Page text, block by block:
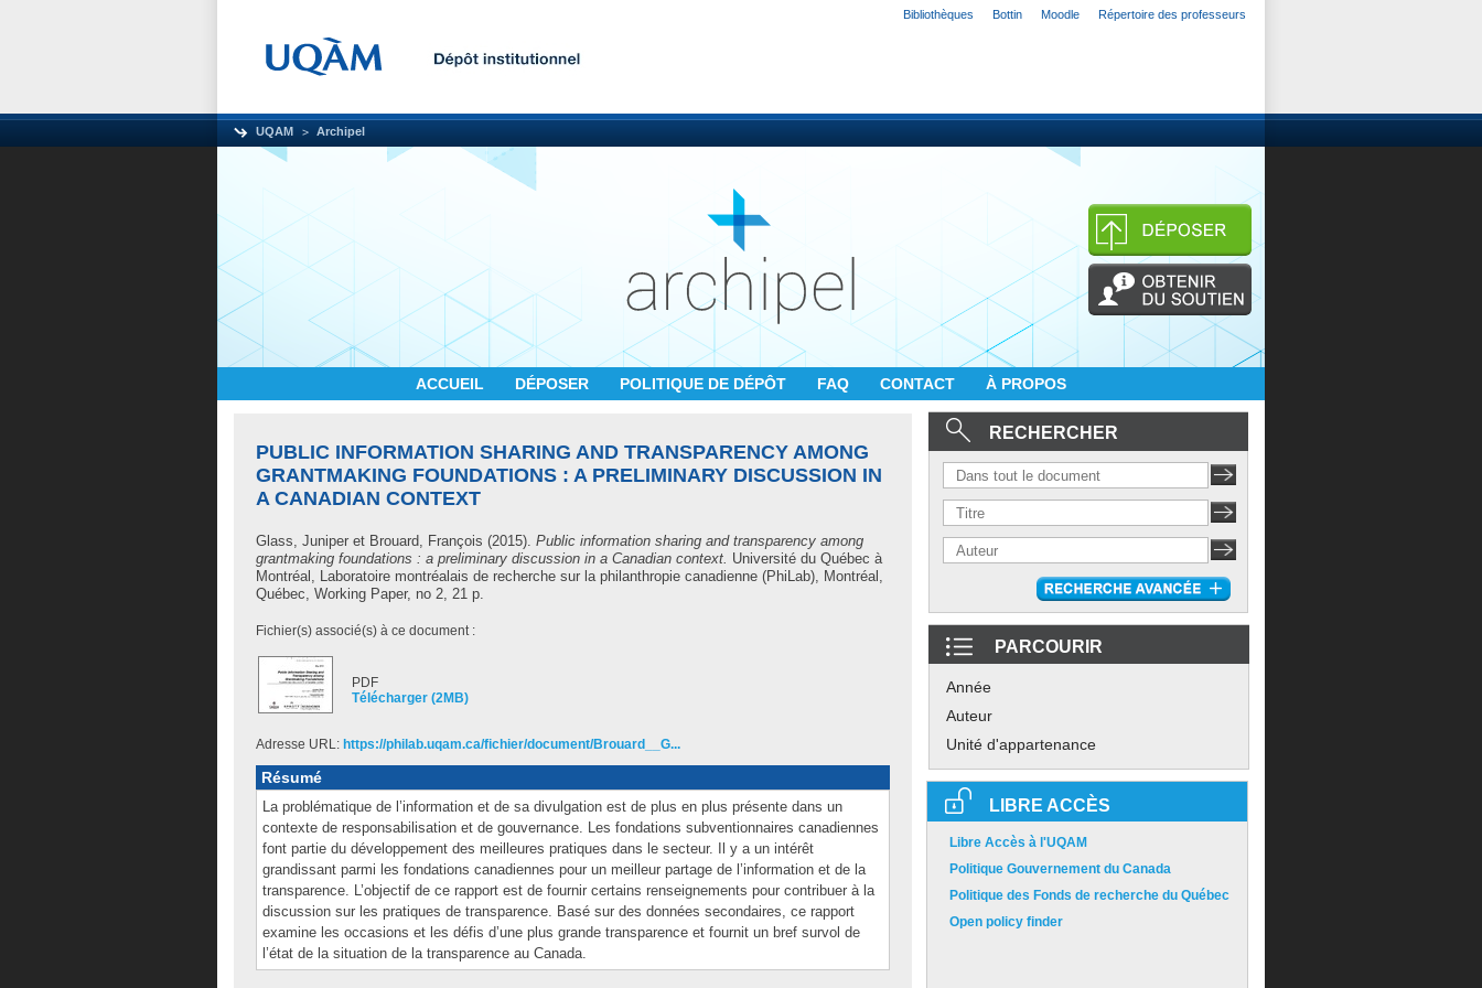
Bibliothèques Bottin Moodle Répertoire des professeurs
UQAM Archipel
ACCUEIL DÉPOSER POLITIQUE DE DÉPÔT FAQ CONTACT À PROPOS
PUBLIC INFORMATION SHARING AND TRANSPARENCY AMONG
GRANTMAKING FOUNDATIONS : A PRELIMINARY DISCUSSION IN
A CANADIAN CONTEXT
Glass, Juniper et Brouard, François (2015). Public information sharing and transparency among
grantmaking foundations : a preliminary discussion in a Canadian context. Université du Québec à
Montréal, Laboratoire montréalais de recherche sur la philanthropie canadienne (PhiLab), Montréal,
Québec, Working Paper, no 2, 21 p.
Fichier(s) associé(s) à ce document :
PDF
Télécharger (2MB)
Adresse URL: https://philab.uqam.ca/fichier/document/Brouard__G...
Résumé
La problématique de l’information et de sa divulgation est de plus en plus présente dans un
contexte de responsabilisation et de gouvernance. Les fondations subventionnaires canadiennes
font partie du développement des meilleures pratiques dans le secteur. Il y a un intérêt
grandissant parmi les fondations canadiennes pour un meilleur partage de l’information et de la
transparence. L’objectif de ce rapport est de fournir certains renseignements pour contribuer à la
discussion sur les pratiques de transparence. Basé sur des données secondaires, ce rapport
examine les occasions et les défis d’une plus grande transparence et fournit un bref survol de
l’état de la situation de la transparence au Canada.
RECHERCHER
PARCOURIR
Année
Auteur
Unité d'appartenance
LIBRE ACCÈS
Libre Accès à l'UQAM
Politique Gouvernement du Canada
Politique des Fonds de recherche du Québec
Open policy finder